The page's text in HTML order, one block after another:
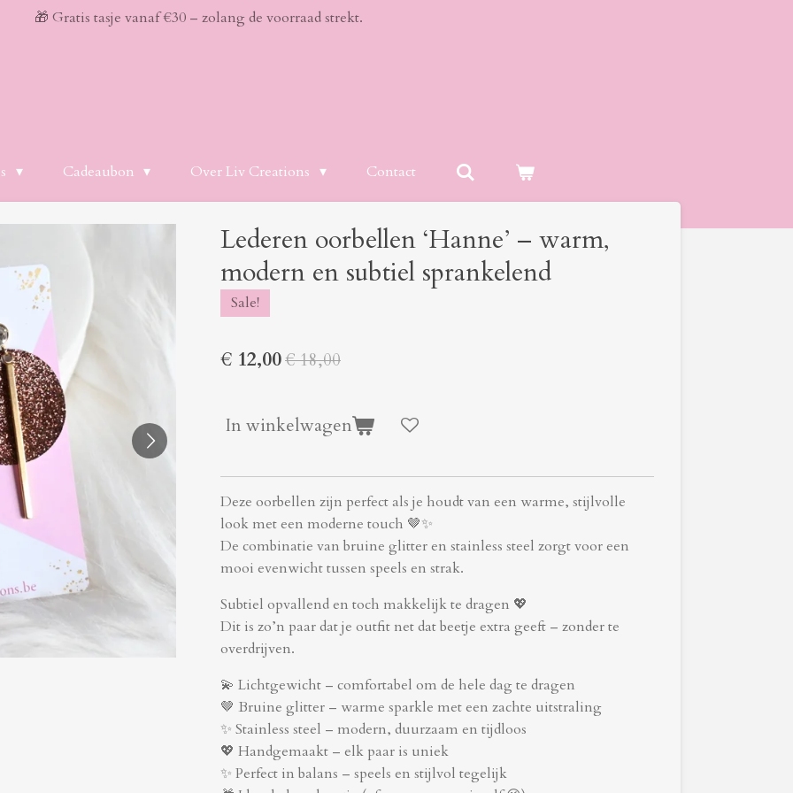
🎁 Gratis tasje vanaf €30 – zolang de voorraad strekt.
Cadeaubon Over Liv Creations Contact
Lederen oorbellen ‘Hanne’ – warm,
modern en subtiel sprankelend
Sale!
€ 12,00€ 18,00
In winkelwagen
Deze oorbellen zijn perfect als je houdt van een warme, stijlvolle
look met een moderne touch 🤎✨
De combinatie van bruine glitter en stainless steel zorgt voor een
mooi evenwicht tussen speels en strak.
Subtiel opvallend en toch makkelijk te dragen 💖
Dit is zo’n paar dat je outfit net dat beetje extra geeft – zonder te
overdrijven.
💫 Lichtgewicht – comfortabel om de hele dag te dragen
🤎 Bruine glitter – warme sparkle met een zachte uitstraling
✨ Stainless steel – modern, duurzaam en tijdloos
💖 Handgemaakt – elk paar is uniek
✨ Perfect in balans – speels en stijlvol tegelijk